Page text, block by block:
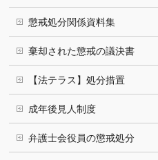
懲戒処分関係資料集
棄却された懲戒の議決書
【法テラス】処分措置
成年後見人制度
弁護士会役員の懲戒処分